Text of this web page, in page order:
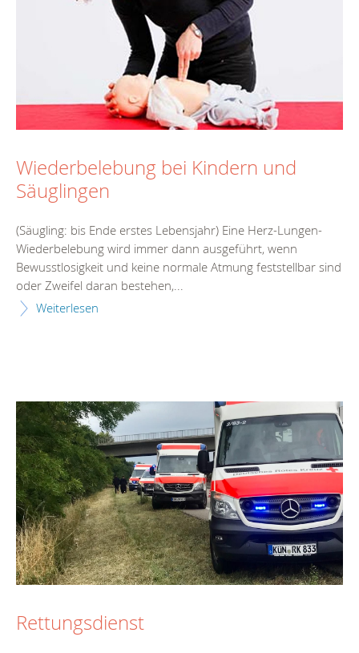
Wiederbelebung bei Kindern und
Säuglingen
(Säugling: bis Ende erstes Lebensjahr) Eine Herz-Lungen-
Wiederbelebung wird immer dann ausgeführt, wenn
Bewusstlosigkeit und keine normale Atmung feststellbar sind
oder Zweifel daran bestehen,...
Weiterlesen
Rettungsdienst